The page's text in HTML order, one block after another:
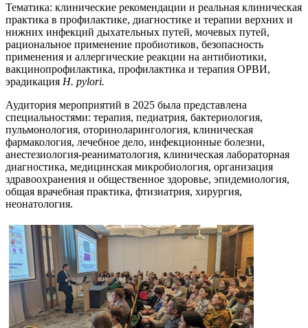
Тематика: клинические рекомендации и реальная клиническая
практика в профилактике, диагностике и терапии верхних и
нижних инфекций дыхательных путей, мочевых путей,
рациональное применение пробиотиков, безопасность
применения и аллергические реакции на антибиотики,
вакцинопрофилактика, профилактика и терапия ОРВИ,
эрадикация H. pylori.
Аудитория мероприятий в 2025 была представлена
специальностями: терапия, педиатрия, бактериология,
пульмонология, оториноларингология, клиническая
фармакология, лечебное дело, инфекционные болезни,
анестезиология-реаниматология, клиническая лабораторная
диагностика, медицинская микробиология, организация
здравоохранения и общественное здоровье, эпидемиология,
общая врачебная практика, фтизиатрия, хирургия,
неонатология.